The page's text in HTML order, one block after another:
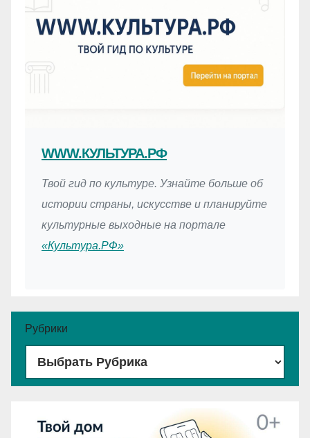
WWW.КУЛЬТУРА.РФ
Твой гид по культуре. Узнайте больше об
истории страны, искусстве и планируйте
культурные выходные на портале
«Культура.РФ»
Рубрики